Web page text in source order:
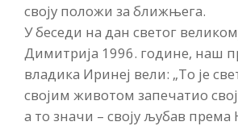
своју положи за ближњега.
У беседи на дан светог
Димитрија 1996. године, наш
владика Иринеј вели: „То је
својим животом запечатио
а то значи – своју љубав